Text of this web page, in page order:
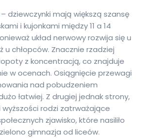
dziewczynki mają większą szansę
i kujonkami między 11 a 14
układ nerwowy rozwija się u
u chłopców. Znacznie rzadziej
z koncentracją, co znajduje
w ocenach. Osiągnięcie przewagi
nad pobudzeniem
łatwiej. Z drugiej jednak strony,
wyższości rodzi zatrważające
zjawisko, które nasiliło
gimnazja od liceów.